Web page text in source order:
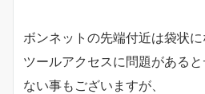
ボンネットの先端付近は袋状
ツールアクセスに問題がある
ない事もございますが、